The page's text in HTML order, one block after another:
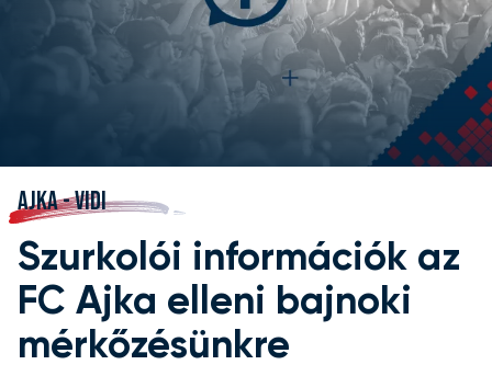
AJKA - VIDI
Szurkolói információk az
FC Ajka elleni bajnoki
mérkőzésünkre